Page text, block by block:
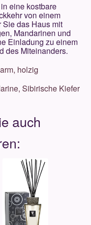
eine kostbare
von einem
das Haus mit
Mandarinen und
Einladung zu einem
des Miteinanders.
holzig
Sibirische Kiefer